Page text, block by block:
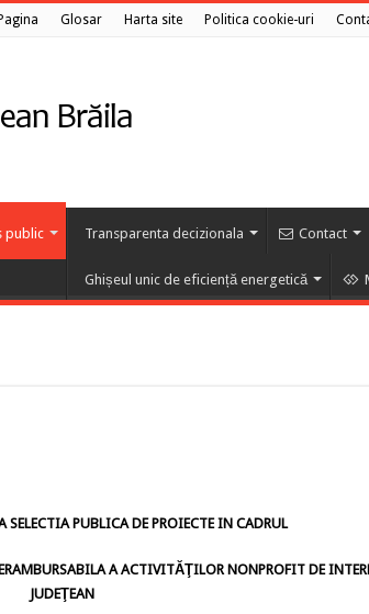
Glosar Harta site Politica cookie-uri
public Transparenta decizionala Contact
Ghișeul unic de eficiență energetică
SELECTIA PUBLICA DE PROIECTE IN CADRUL
A ACTIVITĂŢILOR NONPROFIT DE
JUDEŢEAN